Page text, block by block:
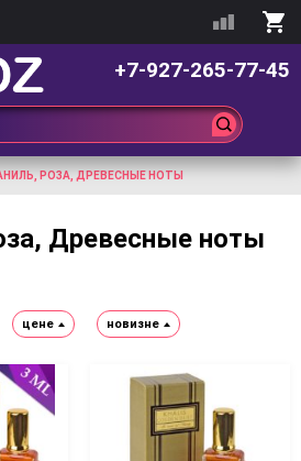
+7-927-265-77-45
РОЗА, ДРЕВЕСНЫЕ НОТЫ
Древесные ноты
цене новизне